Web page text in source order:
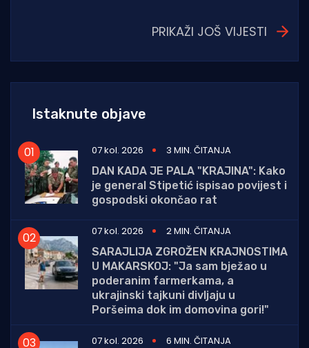
PRIKAŽI JOŠ VIJESTI
Istaknute objave
07 kol. 2026
3 MIN. ČITANJA
DAN KADA JE PALA "KRAJINA": Kako
je general Stipetić ispisao povijest i
gospodski okončao rat
07 kol. 2026
2 MIN. ČITANJA
SARAJLIJA ZGROŽEN KRAJNOSTIMA
U MAKARSKOJ: "Ja sam bježao u
poderanim farmerkama, a
ukrajinski tajkuni divljaju u
Poršeima dok im domovina gori!"
07 kol. 2026
6 MIN. ČITANJA